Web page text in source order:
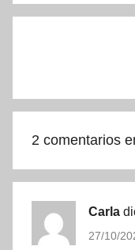
2 comentarios
Carla
27/10/